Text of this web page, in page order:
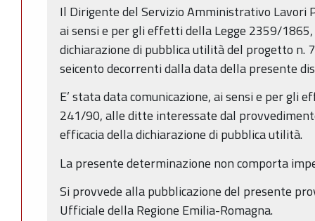
Il Dirigente del Servizio Amministrativo Lavori
ai sensi e per gli effetti della Legge 2359/
dichiarazione di pubblica utilità del progetto n.
seicento decorrenti dalla data della presente
E’ stata data comunicazione, ai sensi e per gli
241/90, alle ditte interessate dal
efficacia della dichiarazione di pubblica utilità.
La presente determinazione non comporta
Si provvede alla pubblicazione del presente
Ufficiale della Regione Emilia-Romagna.